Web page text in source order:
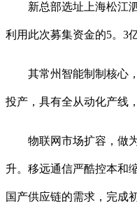
新总部选址上海松江泗
利用此次募集资金的5。3
其常州智能制制核心，
投产，具有全从动化产线
物联网市场扩容，做为
升。移远通信严酷控本和
国产供应链的需求，完成